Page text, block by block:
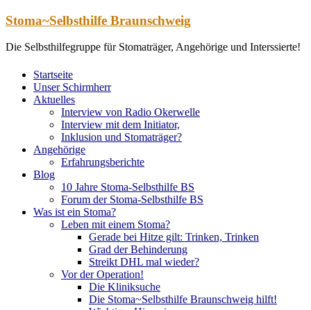
Zum
springen
Stoma~Selbsthilfe Braunschweig
Die Selbsthilfegruppe für Stomaträger, Angehörige und Interssierte!
Startseite
Unser Schirmherr
Aktuelles
Interview von Radio Okerwelle
Interview mit dem Initiator,
Inklusion und Stomaträger?
Angehörige
Erfahrungsberichte
Blog
10 Jahre Stoma-Selbsthilfe BS
Forum der Stoma-Selbsthilfe BS
Was ist ein Stoma?
Leben mit einem Stoma?
Gerade bei Hitze gilt: Trinken, Trinken
Grad der Behinderung
Streikt DHL mal wieder?
Vor der Operation!
Die Kliniksuche
Die Stoma~Selbsthilfe Braunschweig hilft!